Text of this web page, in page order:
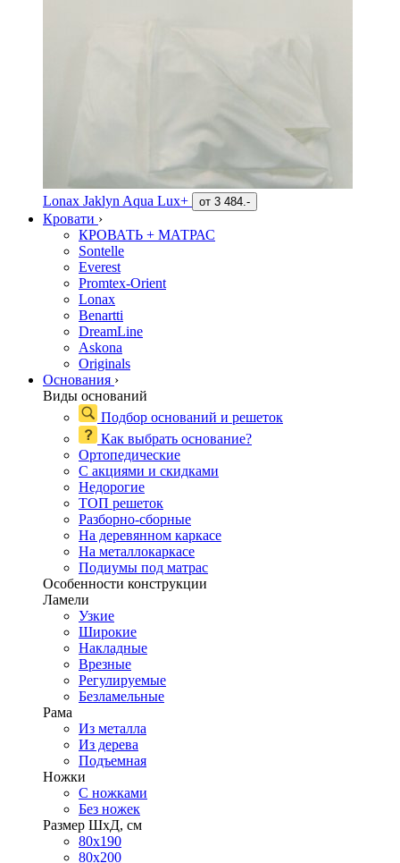
Lonax Jaklyn Aqua Lux+ от 3 484.-
Кровати ›
КРОВАТЬ + МАТРАС
Sontelle
Everest
Promtex-Orient
Lonax
Benartti
DreamLine
Askona
Originals
Основания ›
Виды оснований
Подбор оснований и решеток
Как выбрать основание?
Ортопедические
С акциями и скидками
Недорогие
ТОП решеток
Разборно-сборные
На деревянном каркасе
На металлокаркасе
Подиумы под матрас
Особенности конструкции
Ламели
Узкие
Широкие
Накладные
Врезные
Регулируемые
Безламельные
Рама
Из металла
Из дерева
Подъемная
Ножки
С ножками
Без ножек
Размер ШхД, см
80х190
80х200